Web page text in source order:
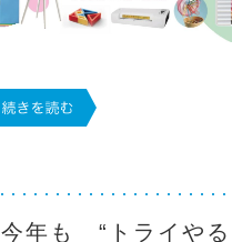
今年も “トライや